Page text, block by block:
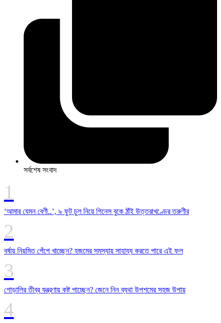
সর্বশেষ সংবাদ
‘আমার যেমন বেণী..’, ৯ ফুট চুল নিয়ে গিনেস বুকে ঠাঁই উত্তরাখণ্ডের তরুণীর
বর্ষায় নিয়মিত পেঁপে খাচ্ছেন? হজমের সমস্যায় সাহায্য করতে পারে এই ফল
গোড়ালির তীব্র যন্ত্রণায় কষ্ট পাচ্ছেন? জেনে নিন ব্যথা উপশমের সহজ উপায়